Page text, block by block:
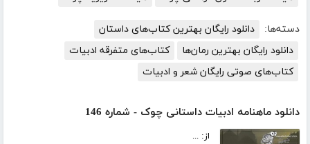
دسته‌ها:
دانلود رایگان بهترین کتاب‌های داستان
دانلود رایگان بهترین رمان‌ها
کتاب‌های متفرقه ادبیات
کتاب‌های صوتی رایگان شعر و ادبیات
دانلود ماهنامه ادبیات داستانی چوک - شماره 146
از: ...